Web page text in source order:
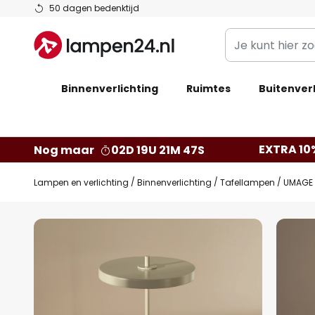
50 dagen bedenktijd
Ga
de
inhoud
Je
kunt
zoeken
webwinkel
Binnenverlichting Ruimtes
Nog maar 02D 19U 21M 46S EXTRA
Lampen en verlichting Binnenverlichting Tafellampen
Ga